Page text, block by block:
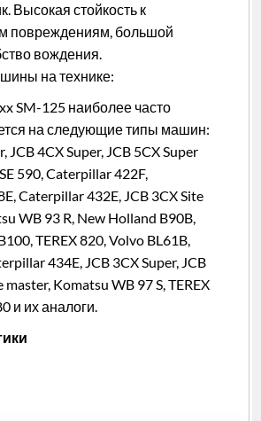
Высокая стойкость к
повреждениям, большой
вождения.
на технике:
SM-125 наиболее часто
на следующие типы машин:
JCB 4CX Super, JCB 5CX Super
590, Caterpillar 422F,
Caterpillar 432E, JCB 3CX Site
WB 93 R, New Holland B90B,
TEREX 820, Volvo BL61B,
434E, JCB 3CX Super, JCB
master, Komatsu WB 97 S, TEREX
и их аналоги.